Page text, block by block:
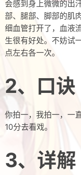
会感到身上微微的出
部、腿部、脚部的肌
细血管打开了，血液
生很有好处。不妨试
点左右各一次。
2、口诀
你拍一，我拍一，一
10分去看戏。
3、详解